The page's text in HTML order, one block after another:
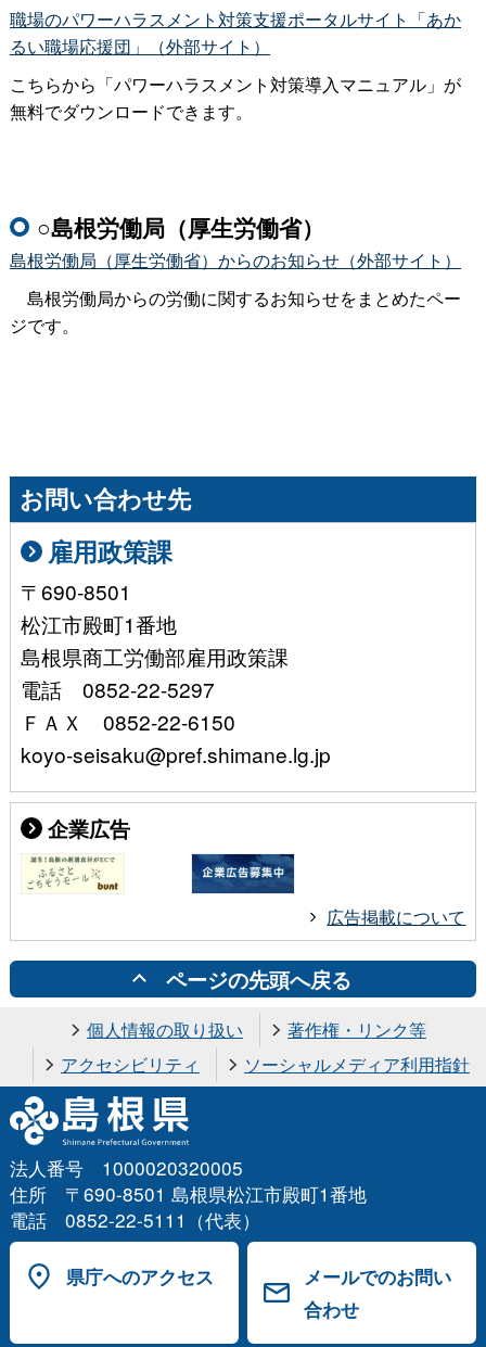
職場のパワーハラスメント対策支援ポータルサイト「あか
るい職場応援団」（外部サイト）
こちらから「パワーハラスメント対策導入マニュアル」が
無料でダウンロードできます。
○島根労働局（厚生労働省）
島根労働局（厚生労働省）からのお知らせ（外部サイト）
島根労働局からの労働に関するお知らせをまとめたペー
ジです。
お問い合わせ先
雇用政策課
〒690-8501
松江市殿町1番地
島根県商工労働部雇用政策課
電話 0852-22-5297
ＦＡＸ 0852-22-6150
koyo-seisaku@pref.shimane.lg.jp
企業広告
広告掲載について
ページの先頭へ戻る
個人情報の取り扱い
著作権・リンク等
アクセシビリティ
ソーシャルメディア利用指針
法人番号 1000020320005
住所 〒690-8501 島根県松江市殿町1番地
電話 0852-22-5111（代表）
県庁へのアクセス
メールでのお問い
合わせ